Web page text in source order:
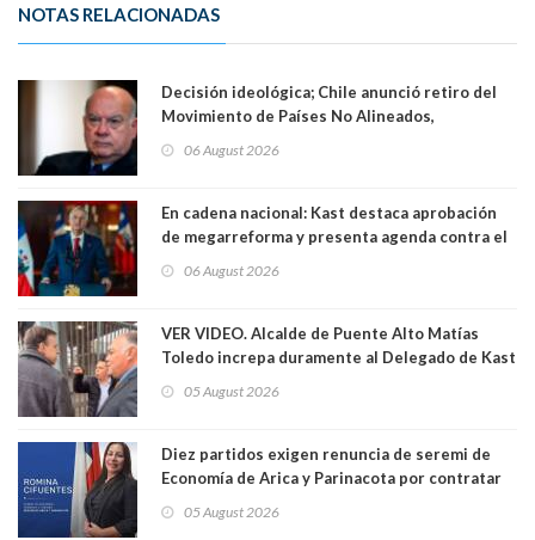
NOTAS RELACIONADAS
Decisión ideológica; Chile anunció retiro del
Movimiento de Países No Alineados,
1971. Excanciller Insulza lamentó decisión
06 August 2026
En cadena nacional: Kast destaca aprobación
de megarreforma y presenta agenda contra el
06 August 2026
VER VIDEO. Alcalde de Puente Alto Matías
Toledo increpa duramente al Delegado de Kast
delegado nuevamente arrancando"
05 August 2026
Diez partidos exigen renuncia de seremi de
Economía de Arica y Parinacota por contratar
una militante de RN, detenida con 47 kilos de
05 August 2026